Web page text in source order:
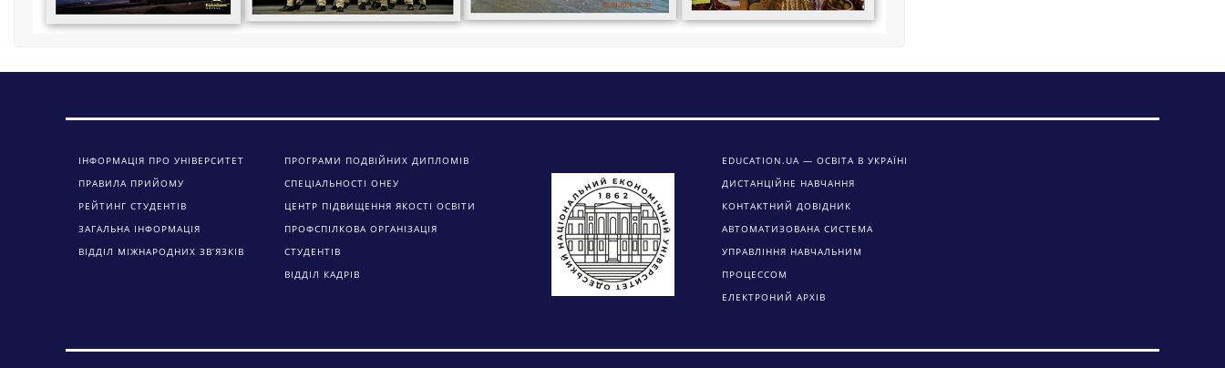
ІНФОРМАЦІЯ ПРО УНІВЕРСИТЕТ
ПРАВИЛА ПРИЙОМУ
РЕЙТИНГ СТУДЕНТІВ
ЗАГАЛЬНА ІНФОРМАЦІЯ
ВІДДІЛ МІЖНАРОДНИХ ЗВ’ЯЗКІВ
ПРОГРАМИ ПОДВІЙНИХ ДИПЛОМІВ
СПЕЦІАЛЬНОСТІ ОНЕУ
ЦЕНТР ПІДВИЩЕННЯ ЯКОСТІ ОСВІТИ
ПРОФСПІЛКОВА ОРГАНІЗАЦІЯ
СТУДЕНТІВ
ВІДДІЛ КАДРІВ
EDUCATION.UA — ОСВІТА В УКРАЇНІ
ДИСТАНЦІЙНЕ НАВЧАННЯ
КОНТАКТНИЙ ДОВІДНИК
АВТОМАТИЗОВАНА СИСТЕМА
УПРАВЛІННЯ НАВЧАЛЬНИМ
ПРОЦЕССОМ
ЕЛЕКТРОНИЙ АРХІВ